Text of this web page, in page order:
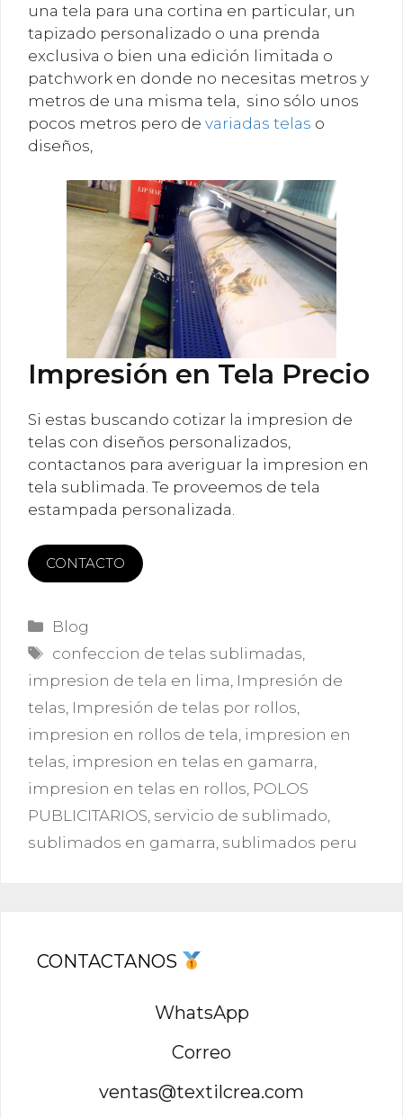
una tela para una cortina en particular, un
tapizado personalizado o una prenda
exclusiva o bien una edición limitada o
patchwork en donde no necesitas metros y
metros de una misma tela, sino sólo unos
pocos metros pero de variadas telas o
diseños,
Impresión en Tela Precio
Si estas buscando cotizar la impresion de
telas con diseños personalizados,
contactanos para averiguar la impresion en
tela sublimada. Te proveemos de tela
estampada personalizada.
CONTACTO
Categorías
Blog
Etiquetas
confeccion de telas sublimadas
impresion de tela en lima Impresión de
telas Impresión de telas por rollos
impresion en rollos de tela impresion en
telas impresion en telas en gamarra
impresion en telas en rollos POLOS
PUBLICITARIOS servicio de sublimado
sublimados en gamarra sublimados peru
CONTACTANOS
WhatsApp
Correo
ventas@textilcrea.com